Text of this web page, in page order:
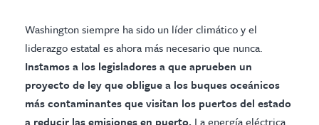
Washington siempre ha sido un líder climático y el
liderazgo estatal es ahora más necesario que nunca.
Instamos a los legisladores a que aprueben un
proyecto de ley que obligue a los buques oceánicos
más contaminantes que visitan los puertos del estado
a reducir las emisiones en puerto. La energía eléctrica